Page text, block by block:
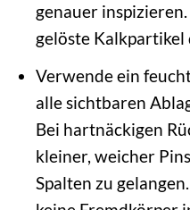
genauer
gelöste Kalkpartikel
Verwende ein
alle sichtbaren
Bei hartnäckigen
kleiner, weicher
Spalten zu